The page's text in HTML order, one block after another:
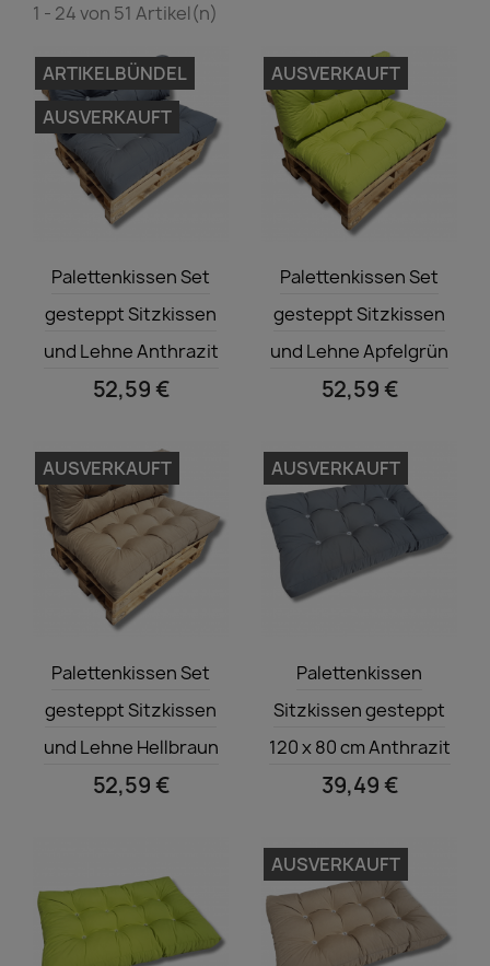
1 - 24 von 51 Artikel(n)
 Vorschau
Palettenkissen Set
gesteppt Sitzkissen
und Lehne Anthrazit
52,59 €
ARTIKELBÜNDEL
AUSVERKAUFT
 Vorschau
Palettenkissen Set
gesteppt Sitzkissen
und Lehne Apfelgrün
52,59 €
AUSVERKAUFT

Palettenkissen Set
gesteppt Sitzkissen
und Lehne Hellbraun
52,59 €
AUSVERKAUFT

Palettenkissen
Sitzkissen gesteppt
120 x 80 cm Anthrazit
39,49 €
AUSVERKAUFT
AUSVERKAUFT